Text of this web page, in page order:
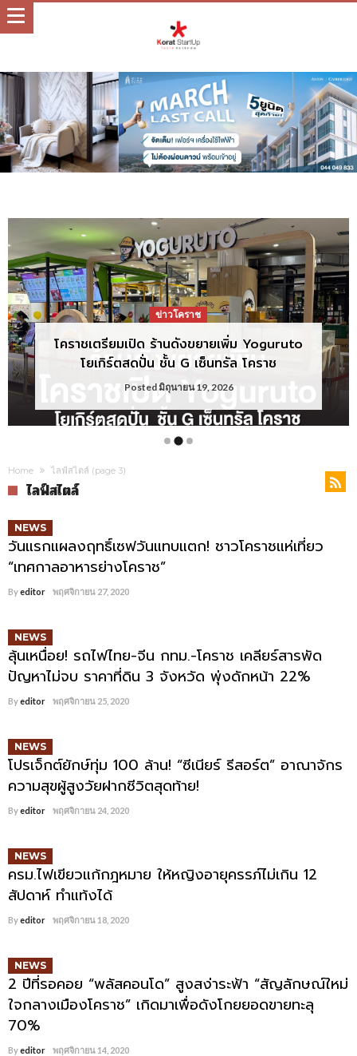
ข่าวโคราช
ลดเคลียร์สต็อกสูงสุด 70% Index Clearance
Sale ตั้งแต่ 18 มิถุนายน – 3 สิงหาคม 2569
Postedมิถุนายน 23, 2026
ข่าวโคราช
โคราชเตรียมเปิด ร้านดังขยายเพิ่ม Yoguruto
โยเกิร์ตสดปั่น ชั้น G เซ็นทรัล โคราช
Postedมิถุนายน 19, 2026
ข่าวโคราช
ขยายสาขาที่ 3 ร้านข้าวแกงดัง BY MOM เตรียม
เปิดหน้าคลังวิลล่า
Postedมิถุนายน 18, 2026
Home ไลฟ์สไตล์ (page 3)
ไลฟ์สไตล์
NEWS
วันแรกแผลงฤทธิ์เซฟวันแทบแตก! ชาวโคราชแห่เที่ยว
“เทศกาลอาหารย่างโคราช”
Byeditor พฤศจิกายน 27, 2020
NEWS
ลุ้นเหนื่อย! รถไฟไทย-จีน กทม.-โคราช เคลียร์สารพัด
ปัญหาไม่จบ ราคาที่ดิน 3 จังหวัด พุ่งดักหน้า 22%
Byeditor พฤศจิกายน 25, 2020
NEWS
โปรเจ็กต์ยักษ์ทุ่ม 100 ล้าน! “ซีเนียร์ รีสอร์ต” อาณาจักร
ความสุขผู้สูงวัยฝากชีวิตสุดท้าย!
Byeditor พฤศจิกายน 24, 2020
NEWS
ครม.ไฟเขียวแก้กฎหมาย ให้หญิงอายุครรภ์ไม่เกิน 12
สัปดาห์ ทำแท้งได้
Byeditor พฤศจิกายน 18, 2020
NEWS
2 ปีที่รอคอย “พลัสคอนโด” สูงสง่าระฟ้า “สัญลักษณ์ใหม่
ใจกลางเมืองโคราช” เกิดมาเพื่อดังโกยยอดขายทะลุ
70%
Byeditor พฤศจิกายน 14, 2020